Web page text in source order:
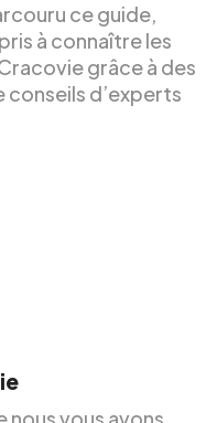
ce guide,
à connaître les
grâce à des
conseils d’experts